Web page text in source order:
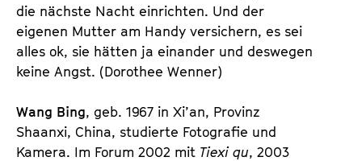
die nächste Nacht einrichten. Und der
eigenen Mutter am Handy versichern, es sei
alles ok, sie hätten ja einander und deswegen
keine Angst. (Dorothee Wenner)
Wang Bing, geb. 1967 in Xi’an, Provinz
Shaanxi, China, studierte Fotografie und
Kamera. Im Forum 2002 mit Tiexi qu, 2003